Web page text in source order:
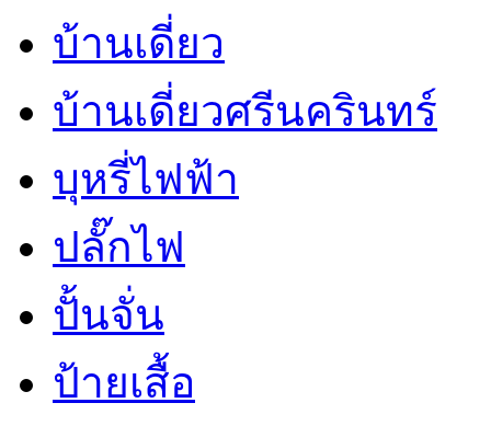
บ้านเดี่ยว
บ้านเดี่ยวศรีนครินทร์
บุหรี่ไฟฟ้า
ปลั๊กไฟ
ปั้นจั่น
ป้ายเสื้อ